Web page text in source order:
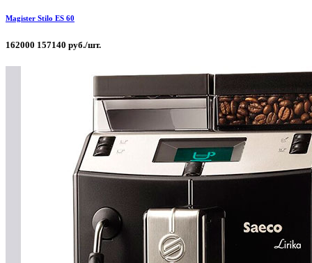
Magister Stilo ES 60
162000 157140 руб./шт.